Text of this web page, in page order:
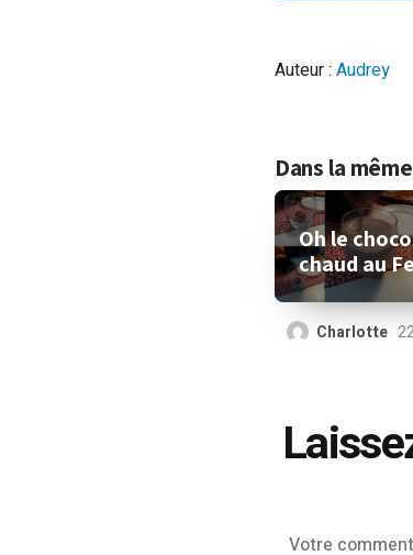
Auteur : Audrey
Dans la
Oh le
chaud au
Charlotte